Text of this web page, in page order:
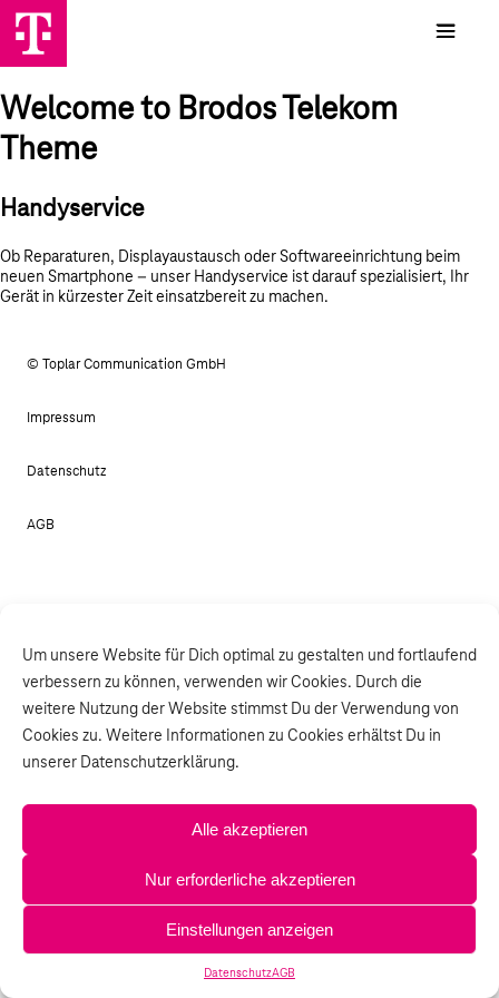
Um unsere Website für Dich optimal zu gestalten und fortlaufend
verbessern zu können, verwenden wir Cookies. Durch die
weitere Nutzung der Website stimmst Du der Verwendung von
Cookies zu. Weitere Informationen zu Cookies erhältst Du in
unserer Datenschutzerklärung.
Alle akzeptieren
Nur erforderliche akzeptieren
Einstellungen anzeigen
DatenschutzAGB
Welcome to Brodos Telekom
Theme
Handyservice
Ob Reparaturen, Displayaustausch oder Softwareeinrichtung beim
neuen Smartphone – unser Handyservice ist darauf spezialisiert, Ihr
Gerät in kürzester Zeit einsatzbereit zu machen.
© Toplar Communication GmbH
Impressum
Datenschutz
AGB